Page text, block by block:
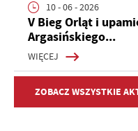
10 - 06 - 2026
V Bieg Orląt i
Argasińskiego...
WIĘCEJ
ZOBACZ WSZYSTKIE